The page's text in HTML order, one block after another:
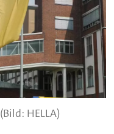
(Bild: HELLA)